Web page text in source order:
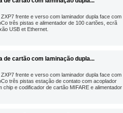
frente e verso com laminador dupla face com
três pistas e alimentador de 100 cartões, ecrã
USB et Ethernet.
de cartão com laminação dupla...
frente e verso com laminador dupla face com
três pistas estação de contato com acoplador
chip e codificador de cartão MIFARE e alimentador